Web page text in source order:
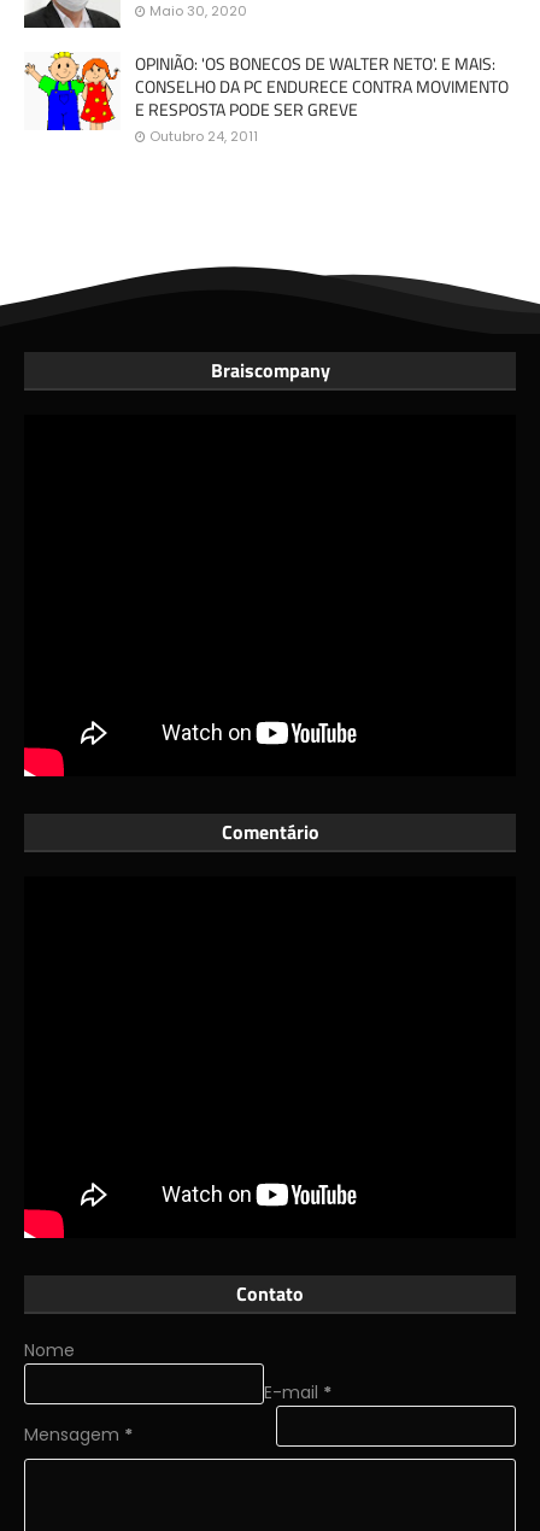
Maio 30, 2020
OPINIÃO: 'OS BONECOS DE WALTER NETO'. E MAIS:
CONSELHO DA PC ENDURECE CONTRA MOVIMENTO
E RESPOSTA PODE SER GREVE
Outubro 24, 2011
Braiscompany
Comentário
Contato
Nome
E-mail *
Mensagem *